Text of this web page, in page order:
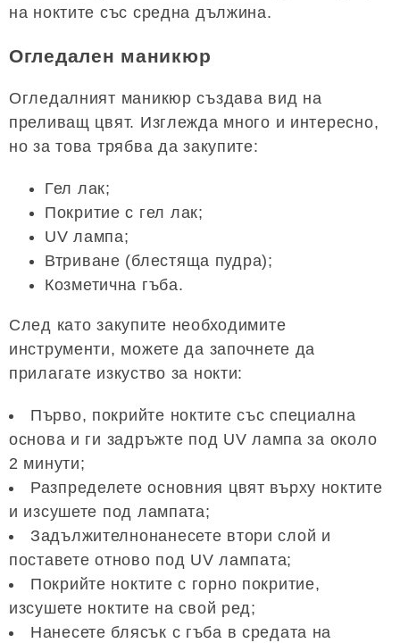
на ноктите със средна дължина.
Огледален маникюр
Огледалният маникюр създава вид на
преливащ цвят. Изглежда много и интересно,
но за това трябва да закупите:
Гел лак;
Покритие с гел лак;
UV лампа;
Втриване (блестяща пудра);
Козметична гъба.
След като закупите необходимите
инструменти, можете да започнете да
прилагате изкуство за нокти:
Първо, покрийте ноктите със специална
основа и ги задръжте под UV лампа за около
2 минути;
Разпределете основния цвят върху ноктите
и изсушете под лампата;
Задължителнонанесете втори слой и
поставете отново под UV лампата;
Покрийте ноктите с горно покритие,
изсушете ноктите на свой ред;
Нанесете блясък с гъба в средата на